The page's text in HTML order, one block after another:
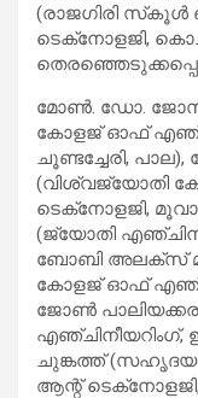
(രാജഗിരി സ്‌കൂള്‍
ടെക്‌നോളജി,
മോണ്‍. ഡോ.
കോളജ് ഓഫ്
ചൂണ്ടച്ചേരി,
(വിശ്വജ്യോതി
ടെക്‌നോളജി,
(ജ്യോതി
ബോബി അലക്‌സ്
കോളജ് ഓഫ്
ജോണ്‍
എഞ്ചിനീയറിംഗ്,
ചുങ്കത്ത് (സഹൃദയ
ആന്റ്